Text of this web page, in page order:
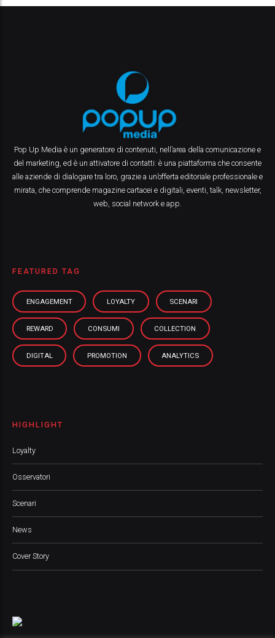
Pop Up Media è un generatore di contenuti, nell’area della comunicazione e
del marketing, ed è un attivatore di contatti: è una piattaforma che consente
alle aziende di dialogare tra loro, grazie a un’offerta editoriale professionale e
mirata, che comprende magazine cartacei e digitali, eventi, talk, newsletter,
web, social network e app.
FEATURED TAG
ENGAGEMENT LOYALTY SCENARI
REWARD CONSUMI COLLECTION
DIGITAL PROMOTION ANALYTICS
HIGHLIGHT
Loyalty
Osservatori
Scenari
News
Cover Story